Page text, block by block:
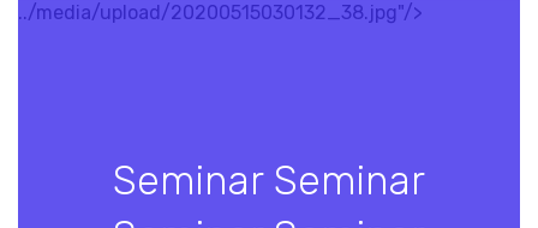
../media/upload/20200515030132_38.jpg"/>
Seminar Seminar